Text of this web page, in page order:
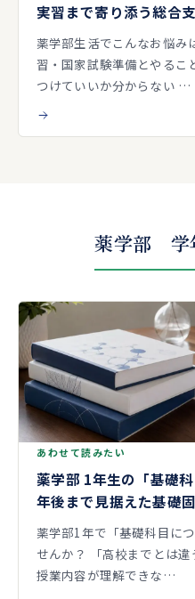
実習まで寄り添う総合
薬学部生活でこんなお悩み
習・国家試験準備とやるこ
つけていいか分からない …
薬学部 学
あわせて読みたい
薬学部 1年生の「基礎
年後まで見据えた基礎
薬学部1年で「基礎科目に
せんか？ 「高校までとは違
授業内容が理解できな…